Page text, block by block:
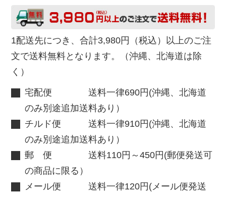
1配送先につき、合計3,980円（税込）以上のご注
文で送料無料となります。（沖縄、北海道は除
く）
宅配便 送料一律690円(沖縄、北海道
のみ別途追加送料あり）
チルド便 送料一律910円(沖縄、北海道
のみ別途追加送料あり）
郵 便 送料110円～450円(郵便発送可
の商品に限る）
メール便 送料一律120円(メール便発送